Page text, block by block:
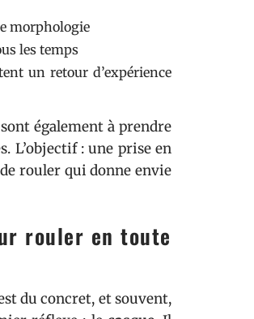
morphologie
les temps
un retour d’expérience
également à prendre
L’objectif : une prise en
rouler qui donne envie
rouler en toute
du concret, et souvent,